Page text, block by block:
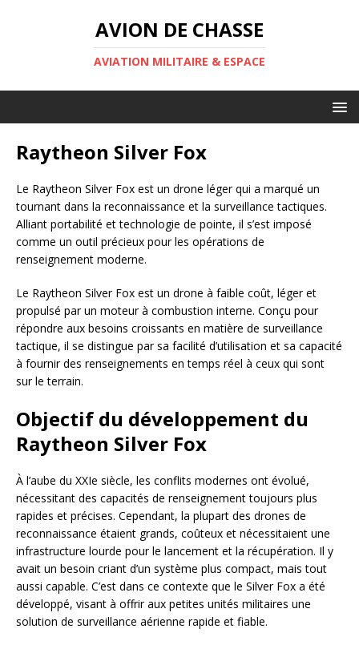
AVION DE CHASSE
AVIATION MILITAIRE & ESPACE
Raytheon Silver Fox
Le Raytheon Silver Fox est un drone léger qui a marqué un
tournant dans la reconnaissance et la surveillance tactiques.
Alliant portabilité et technologie de pointe, il s’est imposé
comme un outil précieux pour les opérations de
renseignement moderne.
Le Raytheon Silver Fox est un drone à faible coût, léger et
propulsé par un moteur à combustion interne. Conçu pour
répondre aux besoins croissants en matière de surveillance
tactique, il se distingue par sa facilité d’utilisation et sa capacité
à fournir des renseignements en temps réel à ceux qui sont
sur le terrain.
Objectif du développement du
Raytheon Silver Fox
À l’aube du XXIe siècle, les conflits modernes ont évolué,
nécessitant des capacités de renseignement toujours plus
rapides et précises. Cependant, la plupart des drones de
reconnaissance étaient grands, coûteux et nécessitaient une
infrastructure lourde pour le lancement et la récupération. Il y
avait un besoin criant d’un système plus compact, mais tout
aussi capable. C’est dans ce contexte que le Silver Fox a été
développé, visant à offrir aux petites unités militaires une
solution de surveillance aérienne rapide et fiable.